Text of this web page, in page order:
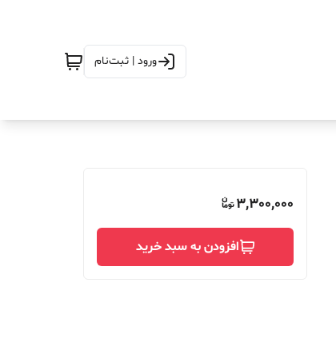
ورود | ثبت‌نام
3,300,000
افزودن به سبد خرید